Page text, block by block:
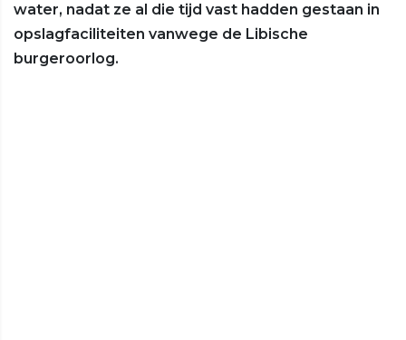
water, nadat ze al die tijd vast hadden gestaan in
opslagfaciliteiten vanwege de Libische
burgeroorlog.